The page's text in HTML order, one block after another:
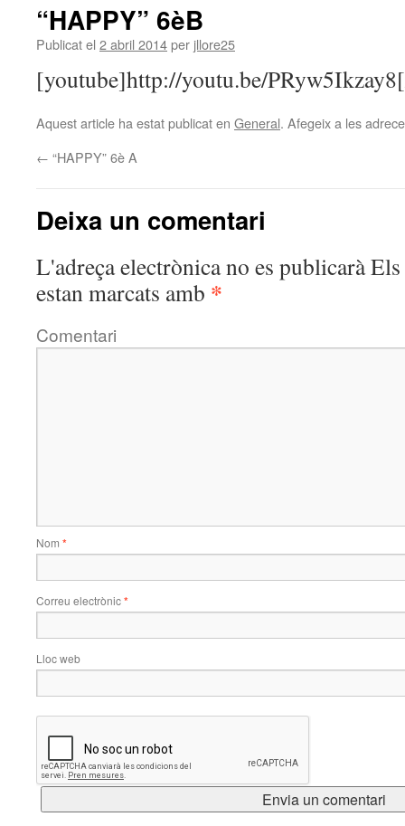
“HAPPY” 6èB
Publicat el 2 abril 2014per jllore25
[youtube]http://youtu.be/
Aquest article ha estat publicat en General. Afegeix a les
← “HAPPY” 6è A
Deixa un comentari
L'adreça electrònica no es publicaràEls
estan marcats amb *
Comentari
Nom *
Correu electrònic*
Lloc web